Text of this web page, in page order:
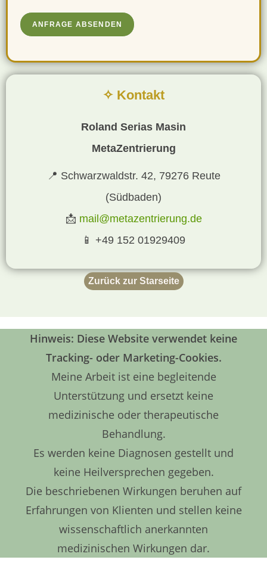
✧ Kontakt
Roland Serias Masin
MetaZentrierung
📍 Schwarzwaldstr. 42, 79276 Reute
(Südbaden)
📩 mail@metazentrierung.de
📱 +49 152 01929409
Zurück zur Starseite
Hinweis: Diese Website verwendet keine
Tracking- oder Marketing-Cookies.
Meine Arbeit ist eine begleitende
Unterstützung und ersetzt keine
medizinische oder therapeutische
Behandlung.
Es werden keine Diagnosen gestellt und
keine Heilversprechen gegeben.
Die beschriebenen Wirkungen beruhen auf
Erfahrungen von Klienten und stellen keine
wissenschaftlich anerkannten
medizinischen Wirkungen dar.